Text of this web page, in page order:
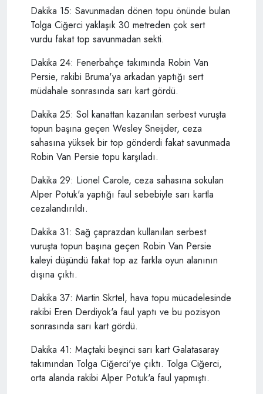
Dakika 15: Savunmadan dönen topu önünde bulan
Tolga Ciğerci yaklaşık 30 metreden çok sert
vurdu fakat top savunmadan sekti.
Dakika 24: Fenerbahçe takımında Robin Van
Persie, rakibi Bruma'ya arkadan yaptığı sert
müdahale sonrasında sarı kart gördü.
Dakika 25: Sol kanattan kazanılan serbest vuruşta
topun başına geçen Wesley Sneijder, ceza
sahasına yüksek bir top gönderdi fakat savunmada
Robin Van Persie topu karşıladı.
Dakika 29: Lionel Carole, ceza sahasına sokulan
Alper Potuk'a yaptığı faul sebebiyle sarı kartla
cezalandırıldı.
Dakika 31: Sağ çaprazdan kullanılan serbest
vuruşta topun başına geçen Robin Van Persie
kaleyi düşündü fakat top az farkla oyun alanının
dışına çıktı.
Dakika 37: Martin Skrtel, hava topu mücadelesinde
rakibi Eren Derdiyok'a faul yaptı ve bu pozisyon
sonrasında sarı kart gördü.
Dakika 41: Maçtaki beşinci sarı kart Galatasaray
takımından Tolga Ciğerci'ye çıktı. Tolga Ciğerci,
orta alanda rakibi Alper Potuk'a faul yapmıştı.